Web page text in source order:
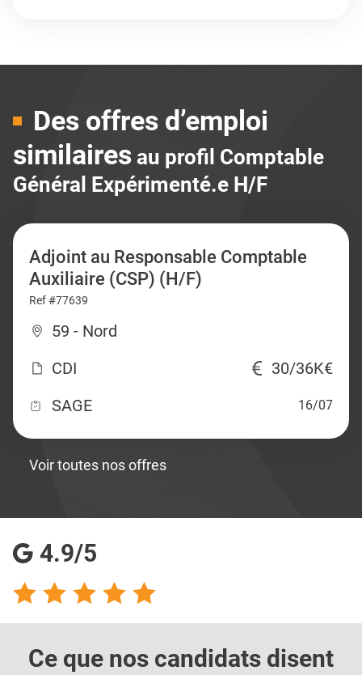
Des offres d’emploi
similaires au profil Comptable
Général Expérimenté.e H/F
Adjoint au Responsable Comptable
Auxiliaire (CSP) (H/F)
Ref #77639
59 - Nord
CDI
30/36K€
SAGE
16/07
Voir toutes nos offres
4.9/5
Ce que nos candidats disent